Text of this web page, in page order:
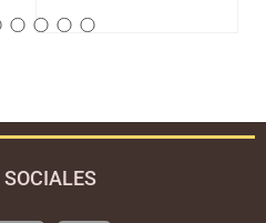
SOCIALES